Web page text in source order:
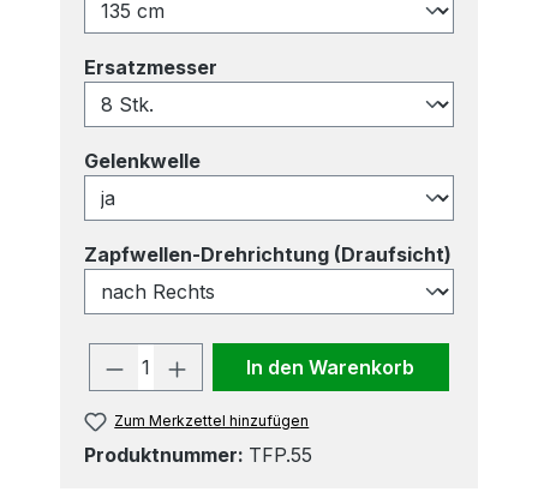
Ersatzmesser
Gelenkwelleauswählen
Zapfwellen-Drehrichtung (Draufsicht)
Produkt Anzahl: Gib den
In den Warenkorb
Zum Merkzettel hinzufügen
Produktnummer: TFP.55